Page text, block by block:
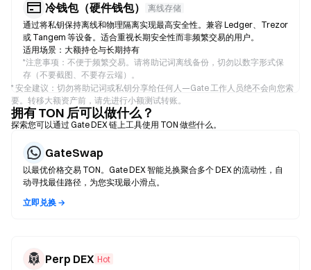
冷钱包（硬件钱包）
离线存储
通过将私钥保持离线和物理隔离实现最高安全性。兼容 Ledger、Trezor
或 Tangem 等设备。适合重视长期安全性而非频繁交易的用户。
适用场景：大额持仓与长期持有
*注意事项：不便于频繁交易。请将助记词离线备份，切勿以数字形式保
存（不要截图、不要存云端）。
* 安全建议：切勿将助记词或私钥分享给任何人—Gate 工作人员绝不会向您索
要。转移大额资产前，请先进行小额测试转账。
拥有 TON 后可以做什么？
探索您可以通过 Gate DEX 链上工具使用 TON 做些什么。
GateSwap
以最优价格交易 TON。Gate DEX 智能兑换聚合多个 DEX 的流动性，自
动寻找最佳路径，为您实现最小滑点。
立即兑换 →
Perp DEX Hot